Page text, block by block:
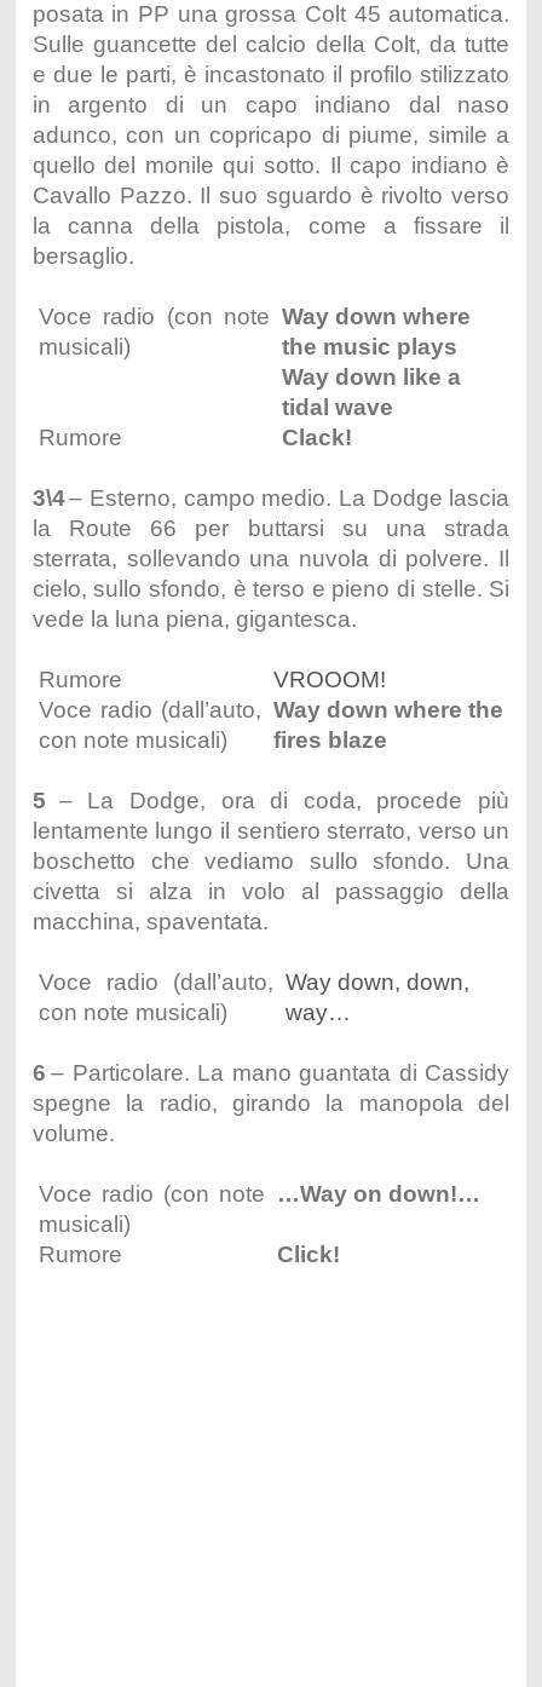
posata in PP una grossa Colt 45 automatica.
Sulle guancette del calcio della Colt, da tutte
e due le parti, è incastonato il profilo stilizzato
in argento di un capo indiano dal naso
adunco, con un copricapo di piume, simile a
quello del monile qui sotto. Il capo indiano è
Cavallo Pazzo. Il suo sguardo è rivolto verso
la canna della pistola, come a fissare il
bersaglio.
Voce radio (con note
musicali)
Way down where
the music plays
Way down like a
tidal wave
Rumore
Clack!
3\4– Esterno, campo medio. La Dodge lascia
la Route 66 per buttarsi su una strada
sterrata, sollevando una nuvola di polvere. Il
cielo, sullo sfondo, è terso e pieno di stelle. Si
vede la luna piena, gigantesca.
Rumore
VROOOM!
Voce radio (dall’auto,
con note musicali)
Way down where the
fires blaze
5 – La Dodge, ora di coda, procede più
lentamente lungo il sentiero sterrato, verso un
boschetto che vediamo sullo sfondo. Una
civetta si alza in volo al passaggio della
macchina, spaventata.
Voce radio (dall’auto,
con note musicali)
Way down, down,
way…
6 – Particolare. La mano guantata di Cassidy
spegne la radio, girando la manopola del
volume.
Voce radio (con note
musicali)
…Way on down!…
Rumore Click!